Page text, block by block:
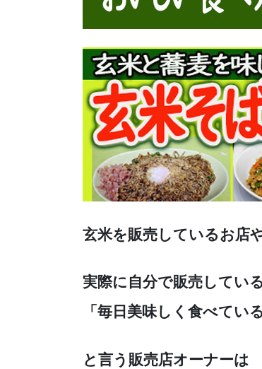
玄米を販売しているお店
実際に自分で販売してい
「毎日美味しく食べている
と言う販売店オーナーは